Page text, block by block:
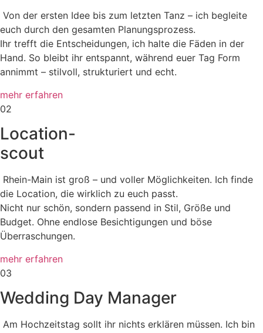
Von der ersten Idee bis zum letzten Tanz – ich begleite
euch durch den gesamten Planungsprozess.
Ihr trefft die Entscheidungen, ich halte die Fäden in der
Hand. So bleibt ihr entspannt, während euer Tag Form
annimmt – stilvoll, strukturiert und echt.
mehr erfahren
02
Location-
scout
Rhein-Main ist groß – und voller Möglichkeiten. Ich finde
die Location, die wirklich zu euch passt.
Nicht nur schön, sondern passend in Stil, Größe und
Budget. Ohne endlose Besichtigungen und böse
Überraschungen.
mehr erfahren
03
Wedding Day Manager
Am Hochzeitstag sollt ihr nichts erklären müssen. Ich bin